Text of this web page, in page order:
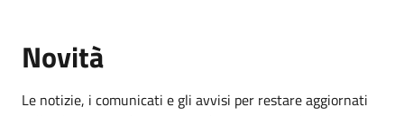
Novità
Le notizie, i comunicati e gli avvisi per restare aggiornati